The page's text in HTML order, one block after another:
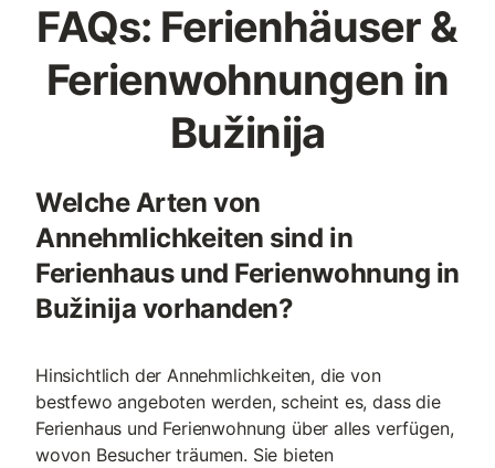
FAQs: Ferienhäuser &
Ferienwohnungen in
Bužinija
Welche Arten von
Annehmlichkeiten sind in
Ferienhaus und Ferienwohnung in
Bužinija vorhanden?
Hinsichtlich der Annehmlichkeiten, die von
bestfewo angeboten werden, scheint es, dass die
Ferienhaus und Ferienwohnung über alles verfügen,
wovon Besucher träumen. Sie bieten